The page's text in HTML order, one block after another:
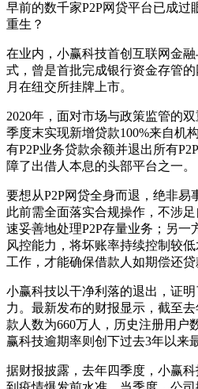
早前的数千家P2P网贷平台已成过
重生？
在业内，小赢科技首创互联网金
式，曾是首批完成银行资金存管
月在纽交所挂牌上市。
2020年，面对市场与政策监管的
季度末实现新增贷款100%来自机
有P2P业务贷款余额并退出所有
障了出借人本息的头部平台之一。
要想从P2P网贷全身而退，绝非易
此前需全面落实合规操作，不涉
速妥善地处理P2P存量业务；另一
风控能力，将坏账率持续控制较
工作，才能确保借款人如期偿还贷
小赢科技以干净利落的退出，证
力。最新发布的财报显示，截至
款人数为660万人，历史注册用户
赢科技逾期率则创下过去3年以来
据财报披露，去年四季度，小赢